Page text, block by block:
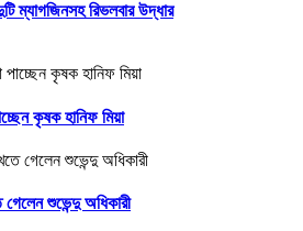
ম্যাগজিনসহ রিভলবার উদ্ধার
কৃষক হানিফ মিয়া
গেলেন শুভেন্দু অধিকারী